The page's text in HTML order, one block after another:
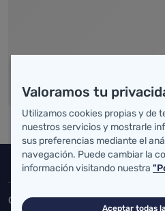
Inicio del pie
Salud Cantabria
Consejería de Salud
Valoramos tu
Utilizamos cookies propias y de
nuestros servicios y mostrarle
sus preferencias mediante el
navegación. Puede cambiar la
información visitando nuestra
Aceptar todas